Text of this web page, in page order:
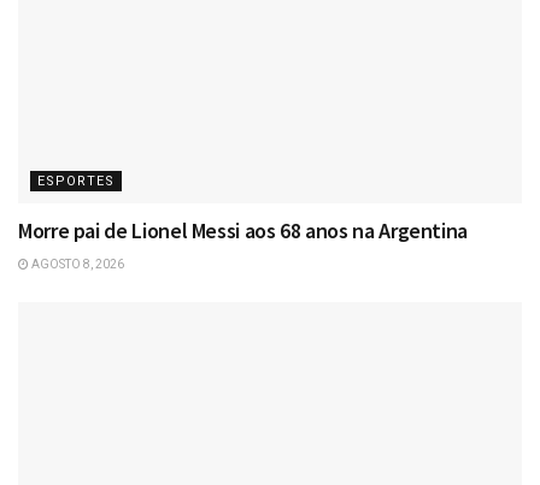
ESPORTES
Morre pai de Lionel Messi aos 68 anos na Argentina
AGOSTO 8, 2026